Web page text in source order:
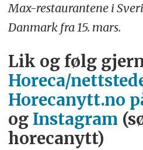
Max-restaurantene i
Danmark fra 15. mars.
Lik og følg
Horeca/
Horecanytt.no
og Instagram
horecanytt)